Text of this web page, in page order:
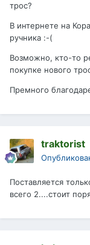
трос?
В интернете на
ручника :-(
Возможно, кто-то
покупке нового
Премного
traktorist
Поставляется
всего 2....стоит